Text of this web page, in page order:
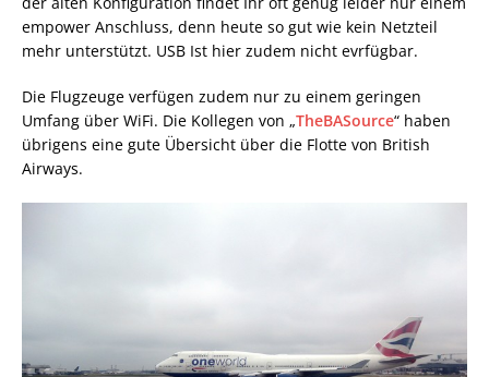
empower Anschluss, denn heute so gut wie kein Netzteil
mehr unterstützt. USB Ist hier zudem nicht evrfügbar.
Die Flugzeuge verfügen zudem nur zu einem geringen
Umfang über WiFi. Die Kollegen von „TheBASource“ haben
übrigens eine gute Übersicht über die Flotte von British
Airways.